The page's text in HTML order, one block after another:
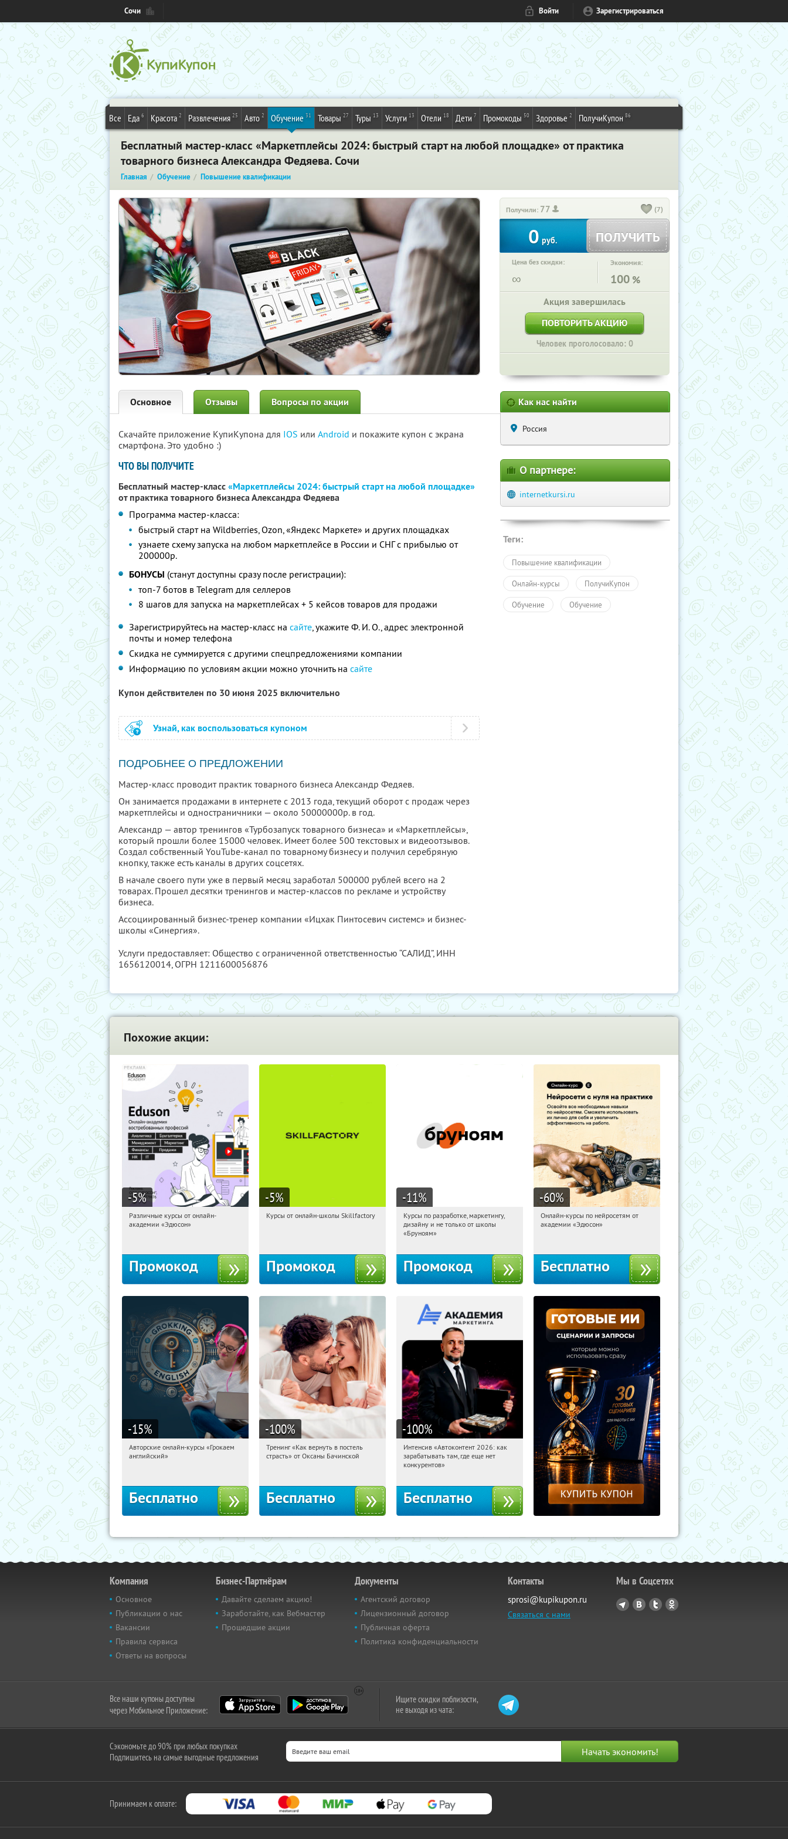
Сочи Войти Зарегистрироваться
Все Еда 6 Красота 2 Развлечения 25 Авто 2 Обучение 31 Товары 27 Туры 13 Услуги 13 Отели 18 Дети 7 Промокоды 50 Здоровье 2 ПолучиКупон 86
Бесплатный мастер-класс «Маркетплейсы 2024: быстрый старт на любой площадке» от практика
товарного бизнеса Александра Федяева. Сочи
Главная Обучение Повышение квалификации
Получили: 77 (7)
0 руб. ПОЛУЧИТЬ
Цена без скидки:
∞
Экономия:
100 %
Акция завершилась
ПОВТОРИТЬ АКЦИЮ
Человек проголосовало: 0
Основное Отзывы Вопросы по акции
Скачайте приложение КупиКупона для IOS или Android и покажите купон с экрана
смартфона. Это удобно :)
ЧТО ВЫ ПОЛУЧИТЕ
Бесплатный мастер-класс«Маркетплейсы 2024: быстрый старт на любой площадке»
от практика товарного бизнеса Александра Федяева
Программа мастер-класса:
быстрый старт на Wildberries, Ozon, «Яндекс Маркете» и других площадках
узнаете схему запуска на любом маркетплейсе в России и СНГ с прибылью от
200000р.
БОНУСЫ (станут доступны сразу после регистрации):
топ-7 ботов в Telegram для селлеров
8 шагов для запуска на маркетплейсах + 5 кейсов товаров для продажи
Зарегистрируйтесь на мастер-класс на сайте, укажите Ф. И. О., адрес электронной
почты и номер телефона
Скидка не суммируется с другими спецпредложениями компании
Информацию по условиям акции можно уточнить на сайте
Купон действителен по 30 июня 2025 включительно
Узнай, как воспользоваться купоном
ПОДРОБНЕЕ О ПРЕДЛОЖЕНИИ
Мастер-класс проводит практик товарного бизнеса Александр Федяев.
Он занимается продажами в интернете с 2013 года, текущий оборот с продаж через
маркетплейсы и одностраничники — около 50000000р. в год.
Александр — автор тренингов «Турбозапуск товарного бизнеса» и «Маркетплейсы»,
который прошли более 15000 человек. Имеет более 500 текстовых и видеоотзывов.
Создал собственный YouTube-канал по товарному бизнесу и получил серебряную
кнопку, также есть каналы в других соцсетях.
В начале своего пути уже в первый месяц заработал 500000 рублей всего на 2
товарах. Прошел десятки тренингов и мастер-классов по рекламе и устройству
бизнеса.
Ассоциированный бизнес-тренер компании «Ицхак Пинтосевич системс» и бизнес-
школы «Синергия».
Услуги предоставляет: Общество с ограниченной ответственностью “САЛИД”, ИНН
1656120014, ОГРН 1211600056876
Как нас найти
Россия
О партнере:
internetkursi.ru
Теги:
Повышение квалификации
Онлайн-курсы ПолучиКупон
Обучение Обучение
Похожие акции:
-5%
19:10:29 Получили:
Различные курсы от онлайн-
академии «Эдюсон»
Промокод
-5%
19:10:29
Получи первым!
Курсы от онлайн-школы Skillfactory
Промокод
-11%
19:10:29
Получи первым!
Россия
Курсы по разработке, маркетингу,
дизайну и не только от школы
«Бруноям»
Промокод
-60%
19:10:29 Получили:
Онлайн-курсы по нейросетям от
академии «Эдюсон»
Бесплатно
-15%
19:10:29 Получили:
Авторские онлайн-курсы «Грокаем
английский»
Бесплатно
-100%
19:10:29 Получили:
Тренинг «Как вернуть в постель
страсть» от Оксаны Бачинской
Бесплатно
-100%
19:10:29 Получили:
Россия
Интенсив «Автоконтент 2026: как
зарабатывать там, где еще нет
конкурентов»
Бесплатно
Компания
Основное
Публикации о нас
Вакансии
Правила сервиса
Ответы на вопросы
Бизнес-Партнёрам
Давайте сделаем акцию!
Заработайте, как Вебмастер
Прошедшие акции
Документы
Агентский договор
Лицензионный договор
Публичная оферта
Политика конфиденциальности
Контакты
sprosi@kupikupon.ru
Связаться с нами
Мы в Соцсетях
Все наши купоны доступны
через Мобильное Приложение:
Ищите скидки поблизости,
не выходя из чата:
Сэкономьте до 90% при любых покупках
Подпишитесь на самые выгодные предложения
Принимаем к оплате: